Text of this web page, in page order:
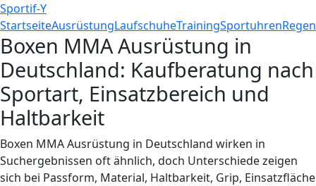
Sportif-Y
StartseiteAusrüstungLaufschuheTrainingSportuhren
Boxen MMA Ausrüstung in
Deutschland: Kaufberatung nach
Sportart, Einsatzbereich und
Haltbarkeit
Boxen MMA Ausrüstung in Deutschland wirken in
Suchergebnissen oft ähnlich, doch Unterschiede zeigen
sich bei Passform, Material, Haltbarkeit, Grip, Einsatzfläche